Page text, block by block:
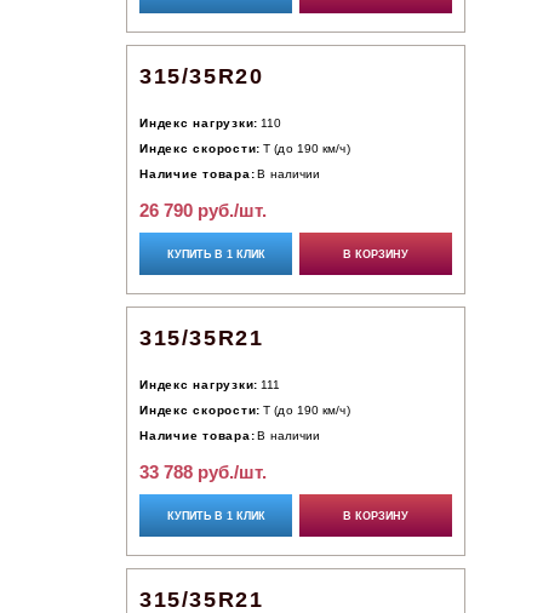
315/35R20
Индекс нагрузки: 110
Индекс скорости: T (до 190 км/ч)
Наличие товара: В наличии
26 790 руб./шт.
КУПИТЬ В 1 КЛИК В КОРЗИНУ
315/35R21
Индекс нагрузки: 111
Индекс скорости: T (до 190 км/ч)
Наличие товара: В наличии
33 788 руб./шт.
КУПИТЬ В 1 КЛИК В КОРЗИНУ
315/35R21